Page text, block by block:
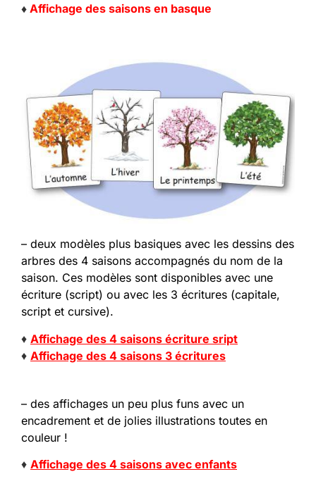
♦ Affichage des saisons en basque
– deux modèles plus basiques avec les dessins des
arbres des 4 saisons accompagnés du nom de la
saison. Ces modèles sont disponibles avec une
écriture (script) ou avec les 3 écritures (capitale,
script et cursive).
♦ Affichage des 4 saisons écriture sript
♦ Affichage des 4 saisons 3 écritures
– des affichages un peu plus funs avec un
encadrement et de jolies illustrations toutes en
couleur !
♦ Affichage des 4 saisons avec enfants